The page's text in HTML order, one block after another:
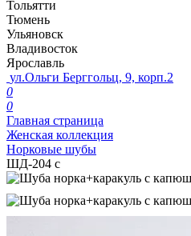
Тольятти
Тюмень
Ульяновск
Владивосток
Ярославль
ул.Ольги Берггольц, 9, корп.2
0
0
Главная страница
Женская коллекция
Норковые шубы
ШД-204 с